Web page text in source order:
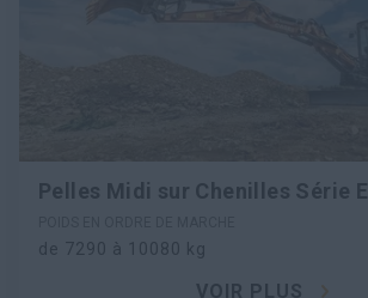
Pelles Midi sur Chenilles Série E
de 7290 à 10080 kg
VOIR PLUS